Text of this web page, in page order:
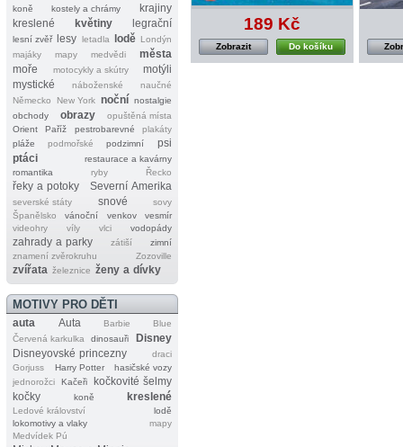
koně
kostely a chrámy
krajiny
kreslené
květiny legrační
lesní zvěř lesy letadla lodě Londýn
majáky
mapy medvědi
města
moře
motocykly a skútry
motýli
mystické
náboženské
naučné
Německo
New York noční nostalgie
obchody
obrazy
opuštěná místa
Orient
Paříž pestrobarevné
plakáty
pláže
podmořské podzimní
psi
ptáci
restaurace a kavárny
romantika
ryby Řecko
řeky a potoky Severní Amerika
severské státy snové
sovy
Španělsko
vánoční venkov
vesmír
videohry
víly vlci vodopády
zahrady a parky zátiší
zimní
znamení zvěrokruhu
Zozoville
zvířata železnice ženy a dívky
MOTIVY PRO DĚTI
auta Auta Barbie
Blue
Červená karkulka
dinosauři
Disney
Disneyovské princezny
draci
Gorjuss
Harry Potter
hasičské vozy
jednorožci
Kačeři
kočkovité šelmy
kočky
koně kreslené
Ledové království
lodě
lokomotivy a vlaky
mapy
Medvídek Pú
189 Kč
Do košíku
Zobrazit